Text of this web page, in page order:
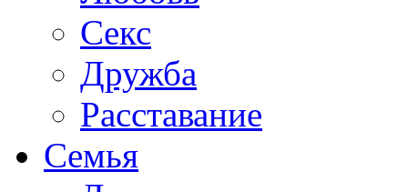
Секс
Дружба
Расставание
Семья